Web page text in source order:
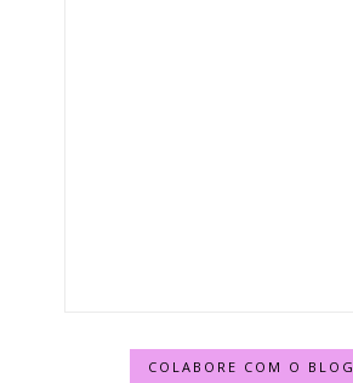
COLABORE COM O BLOG